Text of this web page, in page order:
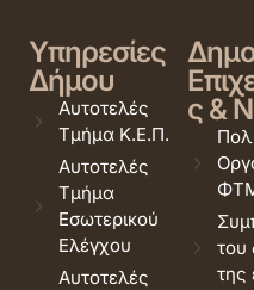
Υπηρεσίες
Δήμου
Αυτοτελές
Τμήμα Κ.Ε.Π.
Αυτοτελές
Τμήμα
Εσωτερικού
Ελέγχου
Αυτοτελές
ς &
του
της